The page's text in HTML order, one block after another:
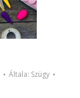
Általa: Szügy